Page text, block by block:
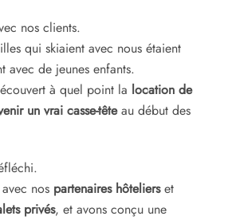
nos clients.
qui skiaient avec nous étaient
avec de jeunes enfants.
à quel point la location de
un vrai casse-têteau début des
nos partenaires hôtelierset
privés, et avons conçu une